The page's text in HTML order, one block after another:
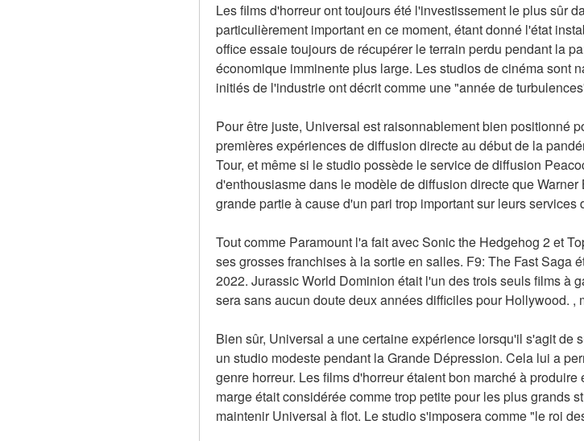
Les films d'horreur ont toujours été l'investissement le plus sûr
particulièrement important en ce moment, étant donné l'état
office essaie toujours de récupérer le terrain perdu pendant la
économique imminente plus large. Les studios de cinéma sont
initiés de l'industrie ont décrit comme une "année de
Pour être juste, Universal est raisonnablement bien positionné
premières expériences de diffusion directe au début de la
Tour, et même si le studio possède le service de diffusion
d'enthousiasme dans le modèle de diffusion directe que
grande partie à cause d'un pari trop important sur leurs services
Tout comme Paramount l'a fait avec Sonic the Hedgehog 2 et
ses grosses franchises à la sortie en salles. F9: The Fast Saga
2022. Jurassic World Dominion était l'un des trois seuls films à
sera sans aucun doute deux années difficiles pour Hollywood.
Bien sûr, Universal a une certaine expérience lorsqu'il s'agit de
un studio modeste pendant la Grande Dépression. Cela lui a
genre horreur. Les films d'horreur étaient bon marché à
marge était considérée comme trop petite pour les plus grands
maintenir Universal à flot. Le studio s'imposera comme "le roi